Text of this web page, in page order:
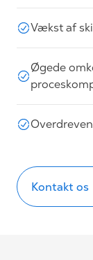
Vækst af
Øgede
Kontakt os